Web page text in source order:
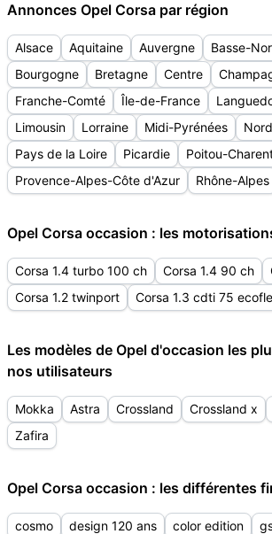
Annonces Opel Corsa par région
Alsace Aquitaine Auvergne
Basse-
Bourgogne
Bretagne Centre
Franche-Comté
Île-de-France
Limousin
Lorraine Midi-Pyrénées
Pays de la Loire
Picardie
Poitou-
Provence-Alpes-Côte d'Azur
Rhône-Alpes
Opel Corsa occasion : les
Corsa 1.4 turbo 100 ch Corsa 1.4 90 ch
Corsa 1.2 twinport
Corsa 1.3 cdti 75
Les modèles de Opel d'occasion les
nos utilisateurs
Mokka Astra Crossland Crossland x
Zafira
Opel Corsa occasion : les différentes
cosmo design 120 ans color edition